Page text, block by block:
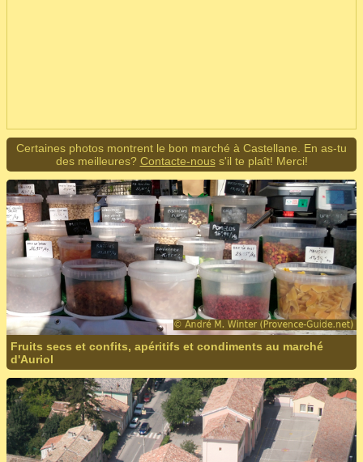
Certaines photos montrent le bon marché à Castellane. En as-tu
des meilleures? Contacte-nouss'il te plaît! Merci!
Fruits secs et confits, apéritifs et condiments au marché
d'Auriol